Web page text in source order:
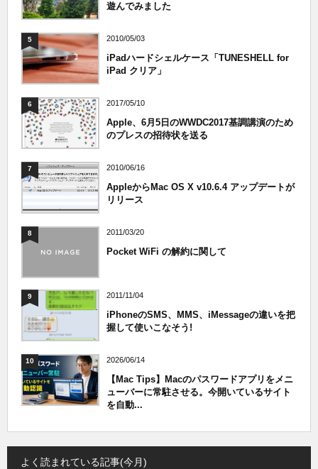
遊んでみました
5 2010/05/03
iPadハードシェルケース「TUNESHELL for
iPad クリア」
6 2017/05/10
Apple、6月5日のWWDC2017基調講演のため
のプレスの招待状を送る
7 2010/06/16
AppleからMac OS X v10.6.4 アップデートが
リリース
8 2011/03/20
Pocket WiFi の解約に関して
9 2011/11/04
iPhoneのSMS、MMS、iMessageの違いを把
握して使いこなそう!
10 2026/06/14
【Mac Tips】Macのパスワードアプリをメニ
ューバーに常駐させる。今開いているサイト
を自動...
よく読まれている記事(今月)